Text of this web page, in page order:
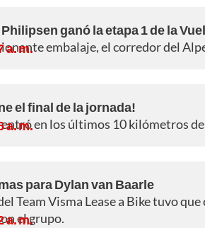
ganó la etapa 1 de la
embalaje, el corredor del
a. m.
el final de la jornada!
en los últimos 10 kilómetros
a. m.
para Dylan van Baarle
Team Visma Lease a Bike tuvo
el grupo.
a. m.